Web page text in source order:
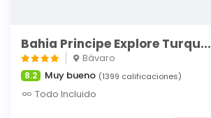
Bahia Principe Explore Turqu...
Bávaro
8.2 Muy bueno (1399 calificaciones)
Todo Incluido